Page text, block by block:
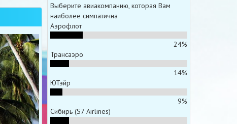
Выберите авиакомпанию, которая Вам
наиболее симпатична
Аэрофлот
24%
Трансаэро
14%
ЮТэйр
9%
Сибирь (S7 Airlines)